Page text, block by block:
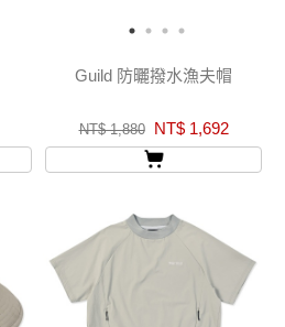
Guild 防曬撥水漁夫帽
NT$ 1,880 NT$ 1,692